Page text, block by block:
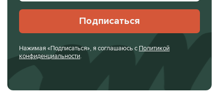
Подписаться
Нажимая «Подписаться», я соглашаюсь с Политикой
конфиденциальности.